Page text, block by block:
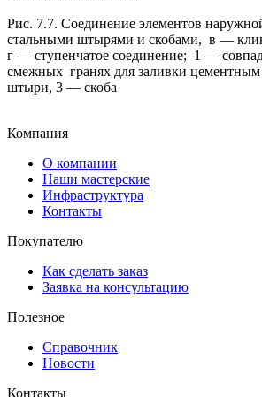
Рис. 7.7. Соединение элементов
стальными штырями и скобами, в —
г — ступенчатое соединение; 1 —
смежных гранях для заливки
штыри, 3 — скоба
Компания
О компании
Наши мастерские
Инфраструктура
Контакты
Покупателю
Как сделать заказ
Заявка на консультацию
Полезное
Справочник
Новости
Контакты